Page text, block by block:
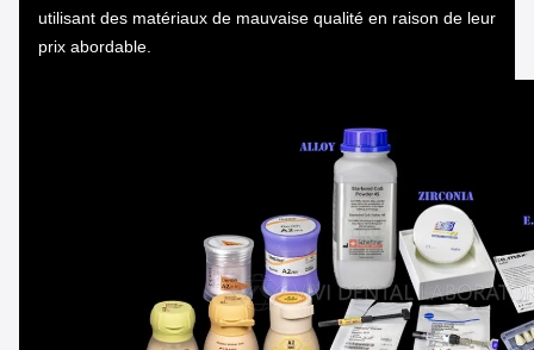
utilisant des matériaux de mauvaise qualité en raison de leur
prix abordable.